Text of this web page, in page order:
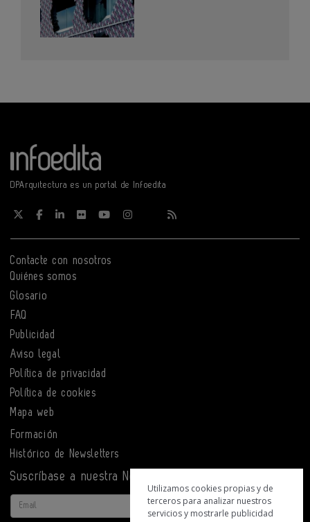
DPArquitectura es un portal de Infoedita
Contacte con nosotros
Quiénes somos
Glosario
FAQ
Publicidad
Aviso legal
Política de privacidad
Política de cookies
Mapa web
Formación
Histórico de Newsletters
Suscríbase a nuestra Newsletter
Email
Utilizamos cookies propias y de
terceros para analizar nuestros
servicios y mostrarle publicidad